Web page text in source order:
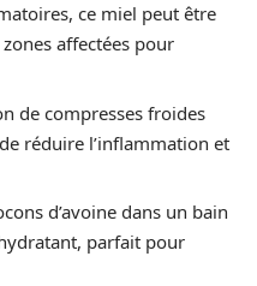
ce miel peut être
affectées pour
de compresses froides
réduire l’inflammation et
d’avoine dans un bain
parfait pour